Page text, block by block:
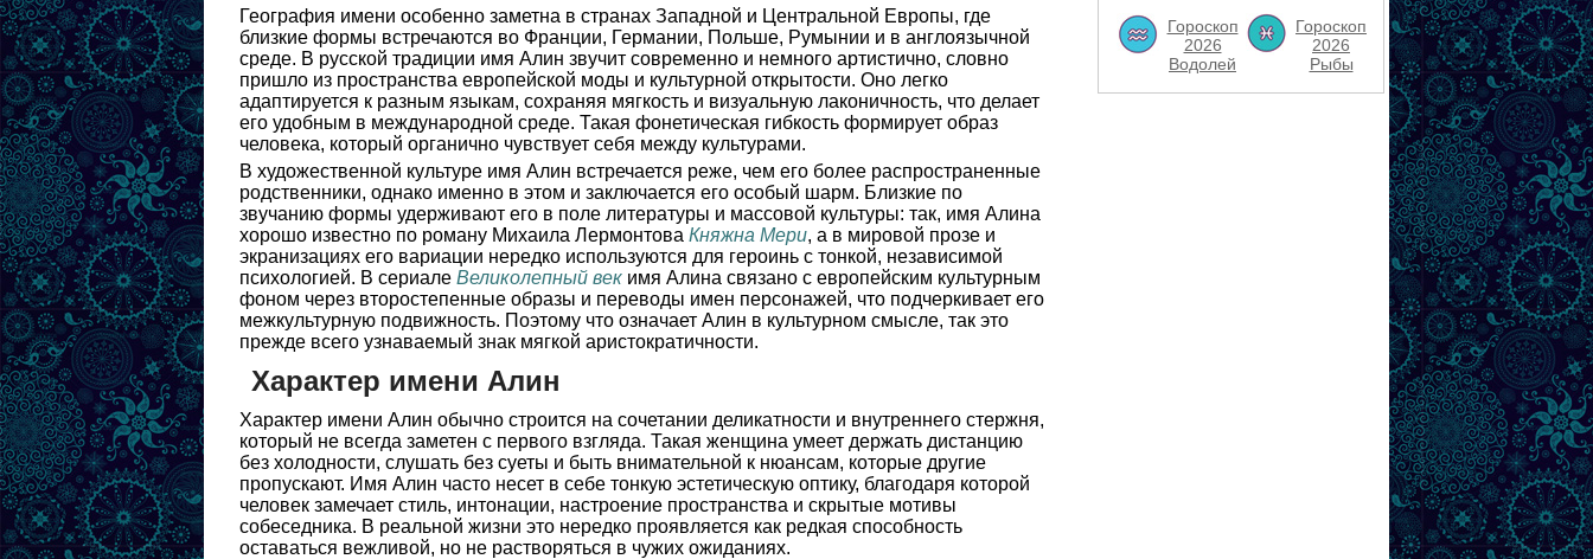
География имени особенно заметна в странах Западной и Центральной Европы, где
близкие формы встречаются во Франции, Германии, Польше, Румынии и в англоязычной
среде. В русской традиции имя Алин звучит современно и немного артистично, словно
пришло из пространства европейской моды и культурной открытости. Оно легко
адаптируется к разным языкам, сохраняя мягкость и визуальную лаконичность, что делает
его удобным в международной среде. Такая фонетическая гибкость формирует образ
человека, который органично чувствует себя между культурами.
В художественной культуре имя Алин встречается реже, чем его более распространенные
родственники, однако именно в этом и заключается его особый шарм. Близкие по
звучанию формы удерживают его в поле литературы и массовой культуры: так, имя Алина
хорошо известно по роману Михаила Лермонтова Княжна Мери, а в мировой прозе и
экранизациях его вариации нередко используются для героинь с тонкой, независимой
психологией. В сериале Великолепный век имя Алина связано с европейским культурным
фоном через второстепенные образы и переводы имен персонажей, что подчеркивает его
межкультурную подвижность. Поэтому что означает Алин в культурном смысле, так это
прежде всего узнаваемый знак мягкой аристократичности.
Характер имени Алин
Характер имени Алин обычно строится на сочетании деликатности и внутреннего стержня,
который не всегда заметен с первого взгляда. Такая женщина умеет держать дистанцию
без холодности, слушать без суеты и быть внимательной к нюансам, которые другие
пропускают. Имя Алин часто несет в себе тонкую эстетическую оптику, благодаря которой
человек замечает стиль, интонации, настроение пространства и скрытые мотивы
собеседника. В реальной жизни это нередко проявляется как редкая способность
оставаться вежливой, но не растворяться в чужих ожиданиях.
Гороскоп
2026
Водолей
Гороскоп
2026
Рыбы